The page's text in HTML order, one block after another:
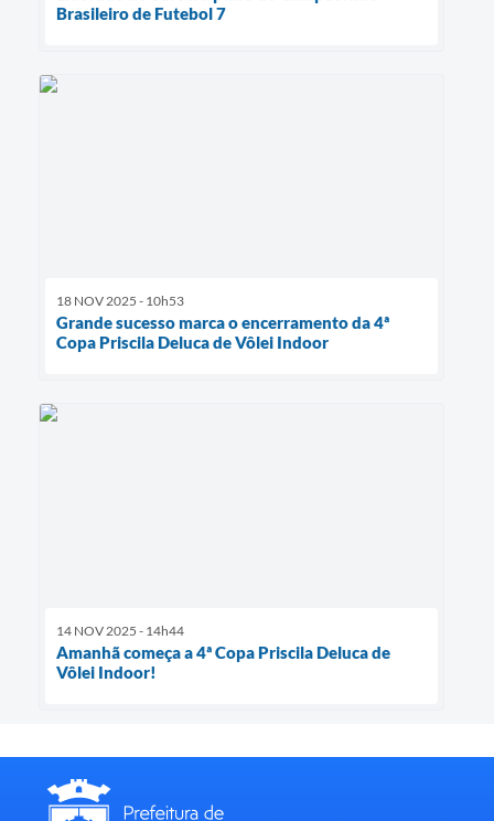
Brasileiro de Futebol 7
18 NOV 2025 - 10h53
Grande sucesso marca o encerramento da 4ª
Copa Priscila Deluca de Vôlei Indoor
14 NOV 2025 - 14h44
Amanhã começa a 4ª Copa Priscila Deluca de
Vôlei Indoor!